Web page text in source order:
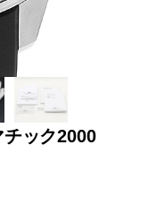
ック2000